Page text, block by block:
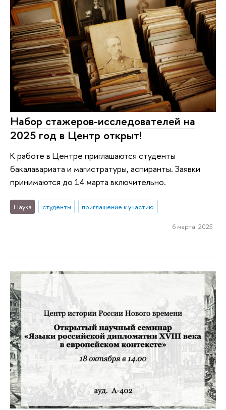
Набор стажеров-исследователей на
2025 год в Центр открыт!
К работе в Центре приглашаются студенты
бакалавариата и магистратуры, аспиранты. Заявки
принимаются до 14 марта включительно.
Наука студенты приглашение к участию
6 марта 2025